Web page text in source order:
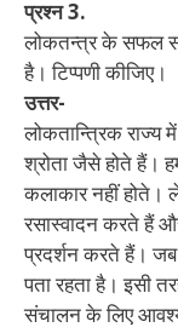
प्रश्न 3.
लोकतन्त्र के सफल
है। टिप्पणी कीजिए।
उत्तर-
लोकतान्त्रिक राज्य
श्रोता जैसे होते हैं।
कलाकार नहीं होते।
रसास्वादन करते हैं
प्रदर्शन करते हैं।
पता रहता है। इसी
संचालन के लिए